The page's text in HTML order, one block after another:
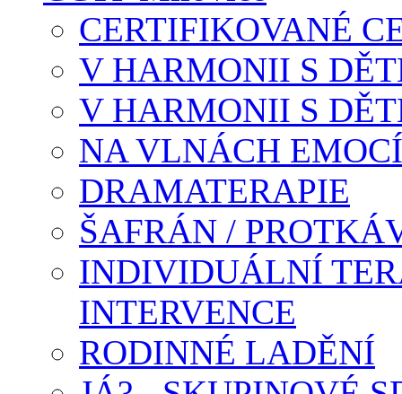
CERTIFIKOVANÉ
V HARMONII S
V HARMONII S
NA VLNÁCH EMOCÍ
DRAMATERAPIE
ŠAFRÁN /
INDIVIDUÁLNÍ
INTERVENCE
RODINNÉ LADĚNÍ